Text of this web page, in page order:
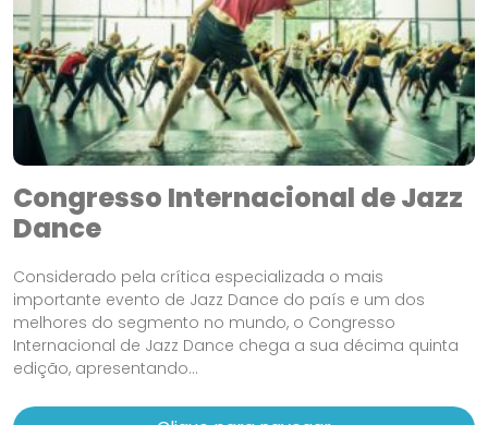
Congresso Internacional de Jazz
Dance
Considerado pela crítica especializada o mais
importante evento de Jazz Dance do país e um dos
melhores do segmento no mundo, o Congresso
Internacional de Jazz Dance chega a sua décima quinta
edição, apresentando...